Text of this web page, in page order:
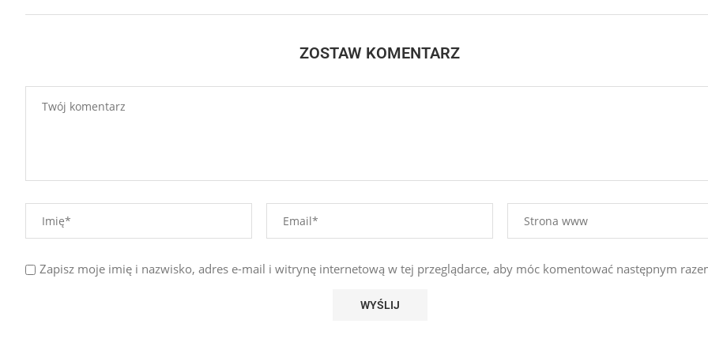
ZOSTAW KOMENTARZ
Zapisz moje imię i nazwisko, adres e-mail i witrynę internetową w tej przeglądarce, aby móc komentować następnym